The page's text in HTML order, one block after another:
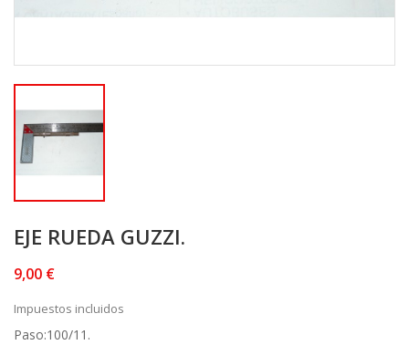
EJE RUEDA GUZZI.
9,00 €
Impuestos incluidos
Paso:100/11.